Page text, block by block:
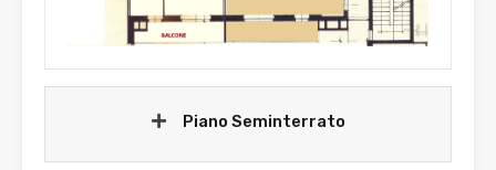
Piano Seminterrato